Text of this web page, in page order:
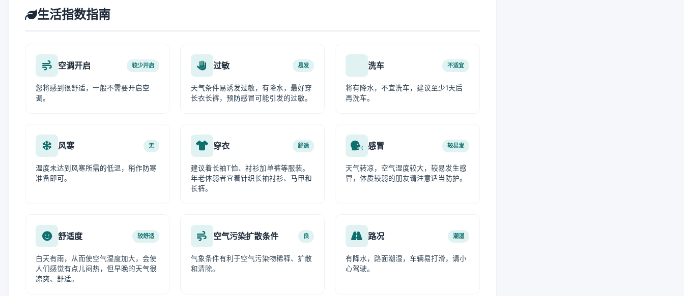
生活指数指南
空调开启 较少开启
您将感到很舒适，一般不需要开启空
调。
过敏 易发
天气条件易诱发过敏，有降水，最好穿
长衣长裤，预防感冒可能引发的过敏。
洗车 不适宜
将有降水，不宜洗车，建议至少1天后
再洗车。
风寒 无
温度未达到风寒所需的低温，稍作防寒
准备即可。
穿衣 舒适
建议着长袖T恤、衬衫加单裤等服装。
年老体弱者宜着针织长袖衬衫、马甲和
长裤。
感冒 较易发
天气转凉，空气湿度较大，较易发生感
冒，体质较弱的朋友请注意适当防护。
舒适度 较舒适
白天有雨，从而使空气湿度加大，会使
人们感觉有点儿闷热，但早晚的天气很
凉爽、舒适。
空气污染扩散条件 良
气象条件有利于空气污染物稀释、扩散
和清除。
路况 潮湿
有降水，路面潮湿，车辆易打滑，请小
心驾驶。